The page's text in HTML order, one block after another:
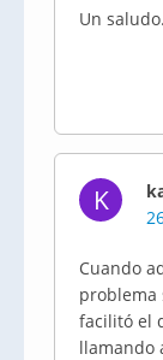
Un saludo.
K
Cuando
problema
facilitó el
llamando